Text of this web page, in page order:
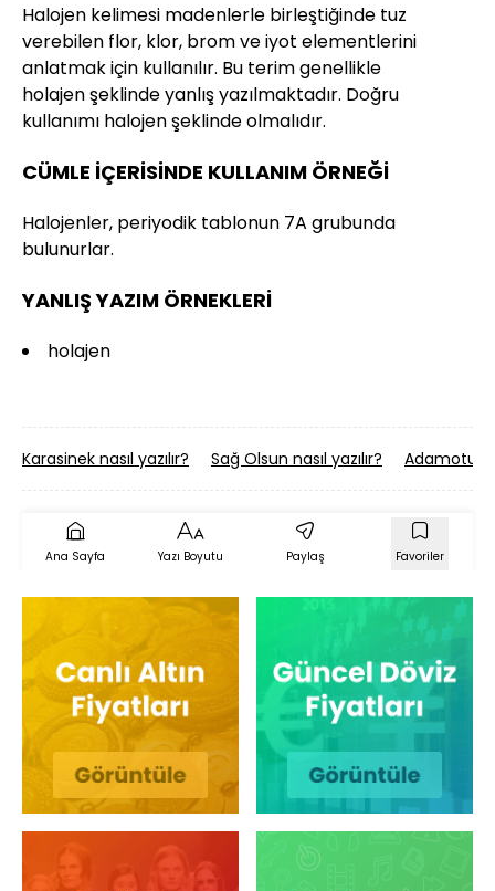
Halojen kelimesi madenlerle birleştiğinde tuz
verebilen flor, klor, brom ve iyot elementlerini
anlatmak için kullanılır. Bu terim genellikle
holajen şeklinde yanlış yazılmaktadır. Doğru
kullanımı halojen şeklinde olmalıdır.
CÜMLE İÇERİSİNDE KULLANIM ÖRNEĞİ
Halojenler, periyodik tablonun 7A grubunda
bulunurlar.
YANLIŞ YAZIM ÖRNEKLERİ
holajen
Karasinek nasıl yazılır? Sağ Olsun nasıl yazılır? Adamotu
Ana Sayfa Yazı Boyutu Paylaş Favoriler